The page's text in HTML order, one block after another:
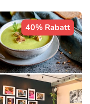
40% Rabatt